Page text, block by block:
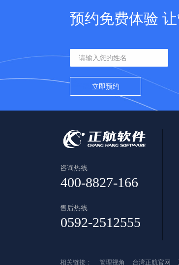
预约免费体验
咨询热线
售后热线
相关链接： 管理视角 台湾正航官网